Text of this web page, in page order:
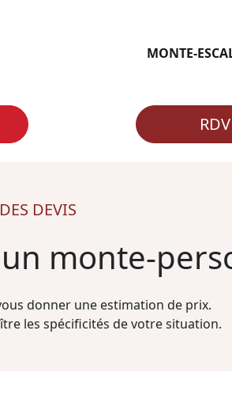
MONTE-
RDV
DEVIS
monte-
donner une estimation de prix.
les spécificités de votre situation.